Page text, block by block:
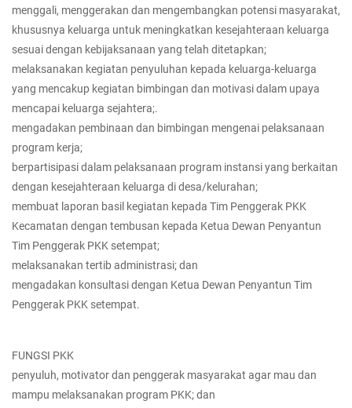
menggali, menggerakan dan mengembangkan potensi masyarakat,
khususnya keluarga untuk meningkatkan kesejahteraan keluarga
sesuai dengan kebijaksanaan yang telah ditetapkan;
melaksanakan kegiatan penyuluhan kepada keluarga-keluarga
yang mencakup kegiatan bimbingan dan motivasi dalam upaya
mencapai keluarga sejahtera;.
mengadakan pembinaan dan bimbingan mengenai pelaksanaan
program kerja;
berpartisipasi dalam pelaksanaan program instansi yang berkaitan
dengan kesejahteraan keluarga di desa/kelurahan;
membuat laporan basil kegiatan kepada Tim Penggerak PKK
Kecamatan dengan tembusan kepada Ketua Dewan Penyantun
Tim Penggerak PKK setempat;
melaksanakan tertib administrasi; dan
mengadakan konsultasi dengan Ketua Dewan Penyantun Tim
Penggerak PKK setempat.
FUNGSI PKK
penyuluh, motivator dan penggerak masyarakat agar mau dan
mampu melaksanakan program PKK; dan